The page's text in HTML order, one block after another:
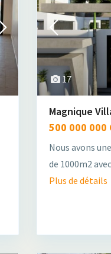
17
Magnique
500 000 000
Nous avons
de 1000m2
Plus de détails